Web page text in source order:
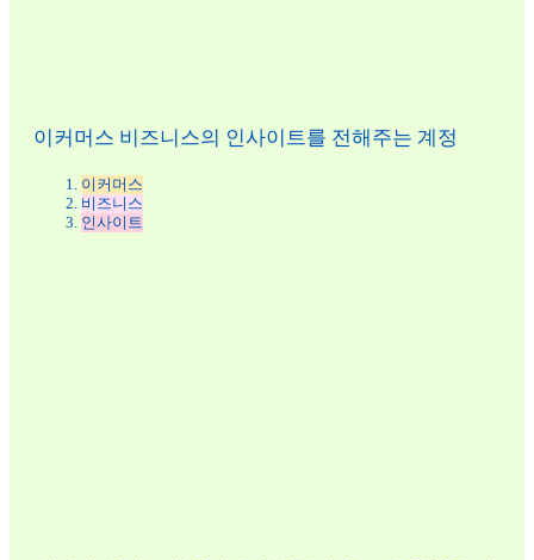
이커머스 비즈니스의 인사이트를 전해주는 계정
이커머스
비즈니스
인사이트